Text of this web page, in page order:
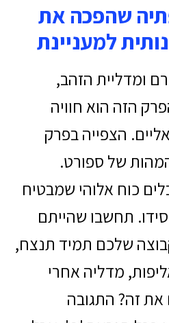
שהפכה את
למעניינת
ומדליית הזהב,
הזה הוא חוויה
הצפייה בפרק
של ספורט.
כוח אלוהי שמבטיח
תחשבו שהייתם
שלכם תמיד תנצח,
מדליה אחרי
את זה? התגובה